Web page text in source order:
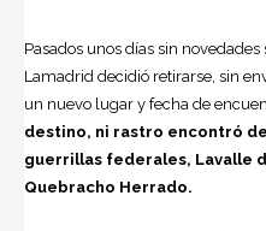
Pasados unos días sin novedades
Lamadrid decidió retirarse, sin
un nuevo lugar y fecha de
destino, ni rastro encontró
guerrillas federales, Lavalle
Quebracho Herrado.